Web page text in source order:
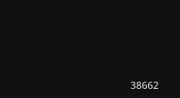
38662